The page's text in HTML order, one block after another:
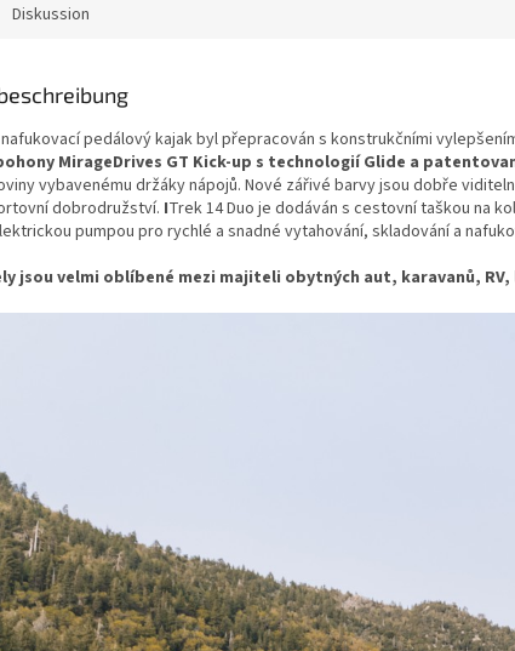
Diskussion
pedálový kajak byl přepracován s konstrukčními
MirageDrives GT Kick-up s technologií Glide a
vybavenému držáky nápojů. Nové zářivé barvy jsou dobře
dobrodružství. ITrek 14 Duo je dodáván s cestovní taškou na
pumpou pro rychlé a snadné vytahování, skladování a
jsou velmi oblíbené mezi majiteli obytných aut, karavanů,